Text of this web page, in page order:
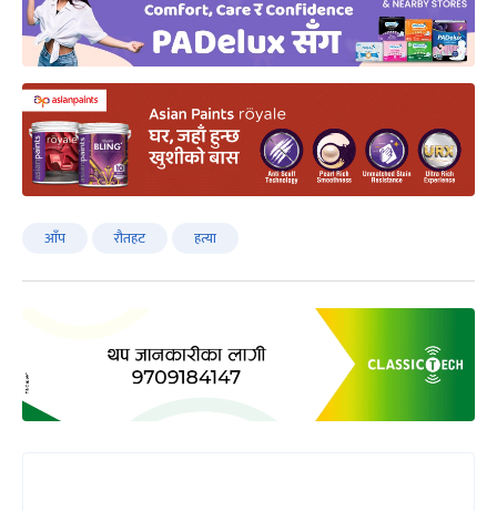
आँप रौतहट हत्या